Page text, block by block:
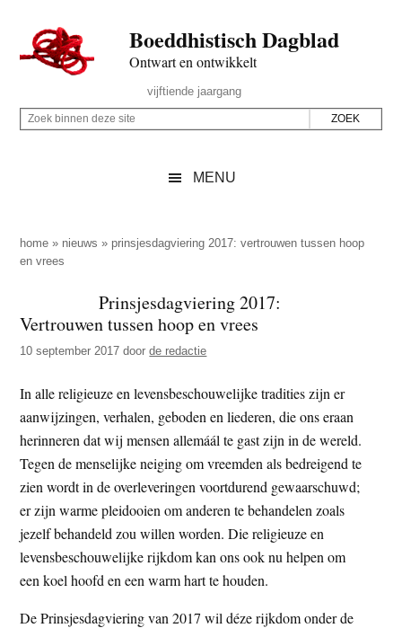
naar
de
inhoud
secondary
naar
de
sidebar
naar
de
Boeddhistisch Dagblad
Ontwart en ontwikkelt
Rechts
vijftiende jaargang
Z
p
d
z
e
i
t
e
Z
i
n
n
d
z
e
s
i
t
e
MENU
home » nieuws » prinsjesdagviering 2017: vertrouwen tussen hoop
en vrees
Prinsjesdagviering 2017:
Vertrouwen tussen hoop en vrees
10 september 2017 doorde redactie
In alle religieuze en levensbeschouwelijke tradities zijn er
aanwijzingen, verhalen, geboden en liederen, die ons eraan
herinneren dat wij mensen allemáál te gast zijn in de wereld.
Tegen de menselijke neiging om vreemden als bedreigend te
zien wordt in de overleveringen voortdurend gewaarschuwd;
er zijn warme pleidooien om anderen te behandelen zoals
jezelf behandeld zou willen worden. Die religieuze en
levensbeschouwelijke rijkdom kan ons ook nu helpen om
een koel hoofd en een warm hart te houden.
De Prinsjesdagviering van 2017 wil déze rijkdom onder de